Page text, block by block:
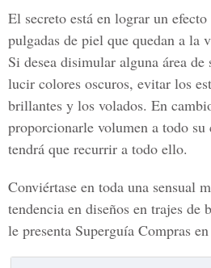
El secreto está en lograr un
pulgadas de piel que quedan a la
Si desea disimular alguna área de
lucir colores oscuros, evitar los
brillantes y los volados. En
proporcionarle volumen a todo su
tendrá que recurrir a todo ello.
Conviértase en toda una sensual
tendencia en diseños en trajes de
le presenta Superguía Compras